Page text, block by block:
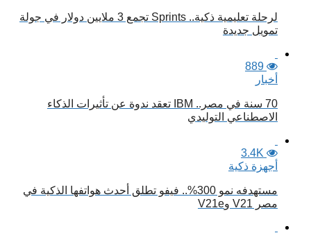
لرحلة تعليمية ذكية.. Sprints تجمع 3 ملايين دولار في جولة
تمويل جديدة
889
أخبار
70 سنة في مصر.. IBM تعقد ندوة عن تأثيرات الذكاء
الاصطناعي التوليدي
3.4K
أجهزة ذكية
مستهدفه نمو 300%.. فيفو تطلق أحدث هواتفها الذكية في
مصر V21 وV21e